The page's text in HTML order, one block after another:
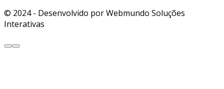
© 2024 - Desenvolvido por Webmundo Soluções
Interativas